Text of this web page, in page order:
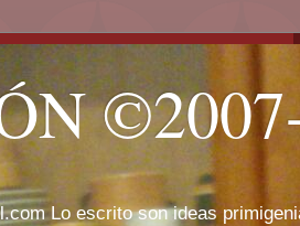
Lo escrito son ideas